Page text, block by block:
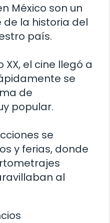
México son un
la historia del
país.
el cine llegó a
se
de
popular.
se
y ferias, donde
al